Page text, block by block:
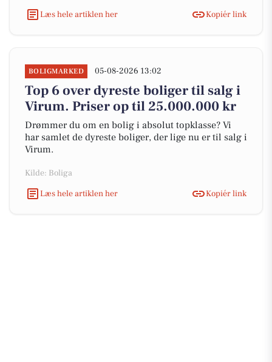
Læs hele artiklen her
Kopiér link
BOLIGMARKED 05-08-2026 13:02
Top 6 over dyreste boliger til salg i
Virum. Priser op til 25.000.000 kr
Drømmer du om en bolig i absolut topklasse? Vi
har samlet de dyreste boliger, der lige nu er til salg i
Virum.
Kilde: Boliga
Læs hele artiklen her
Kopiér link